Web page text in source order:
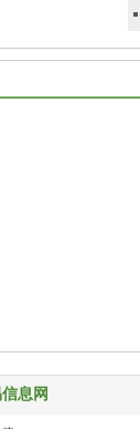
息网